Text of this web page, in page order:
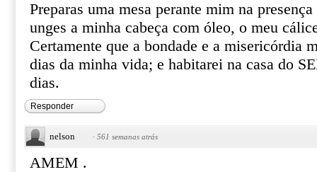
Preparas uma mesa perante mim na
unges a minha cabeça com óleo, o meu
Certamente que a bondade e a misericórdia
dias da minha vida; e habitarei na casa do
dias.
Responder
nelson · 561 semanas atrás
AMEM .